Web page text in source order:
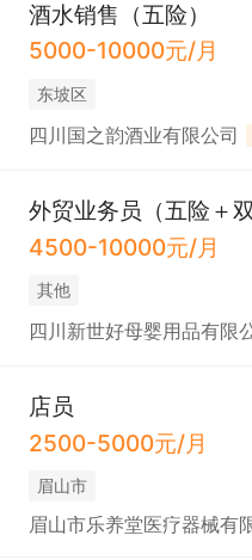
酒水销售（五险）
5000-10000元/月
东坡区
四川国之韵酒业有限公司
外贸业务员（五险＋
4500-10000元/月
其他
四川新世好母婴用品有限
店员
2500-5000元/月
眉山市
眉山市乐养堂医疗器械有